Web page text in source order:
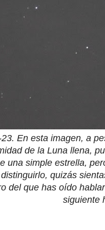
En esta imagen, a
de la Luna llena,
una simple estrella,
quizás
del que has oído
siguiente